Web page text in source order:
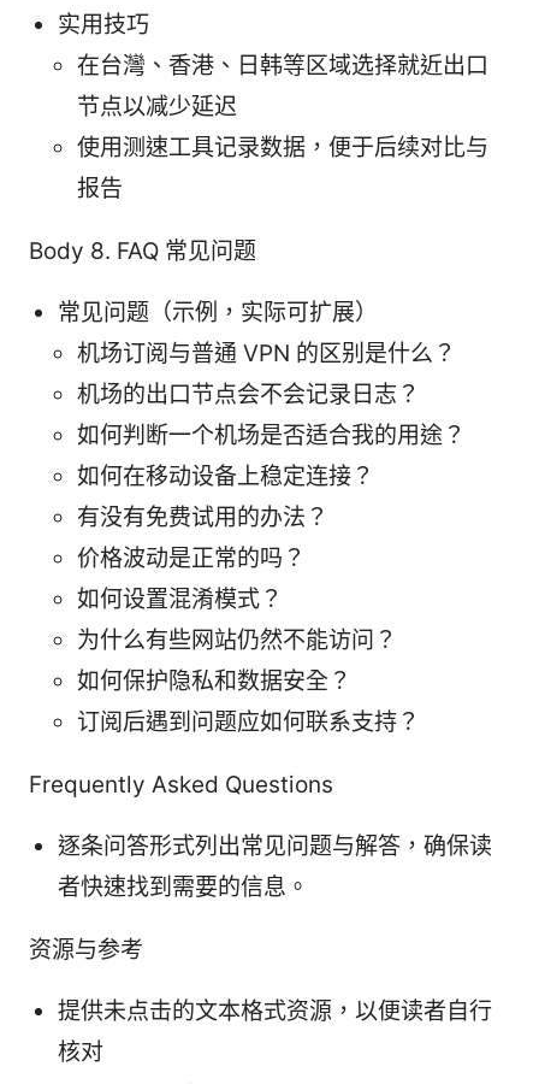
实用技巧
在台灣、香港、日韩等区域选择就近出口
节点以减少延迟
使用测速工具记录数据，便于后续对比与
报告
Body 8. FAQ 常见问题
常见问题（示例，实际可扩展）
机场订阅与普通 VPN 的区别是什么？
机场的出口节点会不会记录日志？
如何判断一个机场是否适合我的用途？
如何在移动设备上稳定连接？
有没有免费试用的办法？
价格波动是正常的吗？
如何设置混淆模式？
为什么有些网站仍然不能访问？
如何保护隐私和数据安全？
订阅后遇到问题应如何联系支持？
Frequently Asked Questions
逐条问答形式列出常见问题与解答，确保读
者快速找到需要的信息。
资源与参考
提供未点击的文本格式资源，以便读者自行
核对